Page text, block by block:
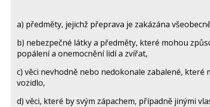
a) předměty, jejichž přeprava je zakázána
b) nebezpečné látky a předměty, které mohou
popálení a onemocnění lidí a zvířat,
c) věci nevhodně nebo nedokonale zabalené,
vozidlo,
d) věci, které by svým zápachem, případně jinými